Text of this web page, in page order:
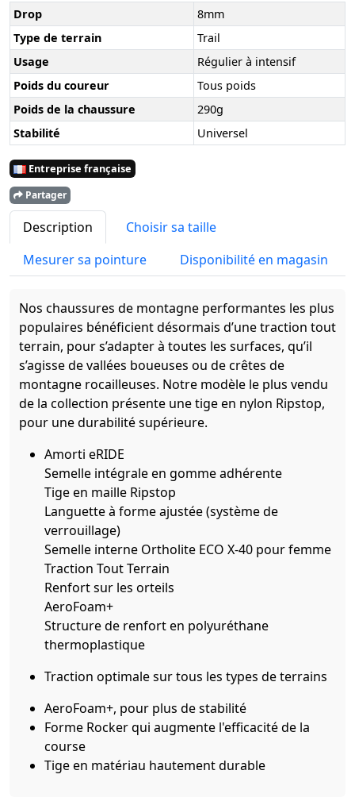
Drop
8mm
Type de terrain
Trail
Usage
Régulier à intensif
Poids du coureur
Tous poids
Poids de la chaussure
290g
Stabilité
Universel
Entreprise française
Partager
Description
Choisir sa taille
Mesurer sa pointure
Disponibilité en magasin
Nos chaussures de montagne performantes les plus
populaires bénéficient désormais d’une traction tout
terrain, pour s’adapter à toutes les surfaces, qu’il
s’agisse de vallées boueuses ou de crêtes de
montagne rocailleuses. Notre modèle le plus vendu
de la collection présente une tige en nylon Ripstop,
pour une durabilité supérieure.
Amorti eRIDE
Semelle intégrale en gomme adhérente
Tige en maille Ripstop
Languette à forme ajustée (système de
verrouillage)
Semelle interne Ortholite ECO X-40 pour femme
Traction Tout Terrain
Renfort sur les orteils
AeroFoam+
Structure de renfort en polyuréthane
thermoplastique
Traction optimale sur tous les types de terrains
AeroFoam+, pour plus de stabilité
Forme Rocker qui augmente l'efficacité de la
course
Tige en matériau hautement durable